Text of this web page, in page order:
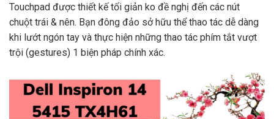
Touchpad được thiết kế tối giản ko đề nghị đến các nút
chuột trái & nên. Bạn đông đảo sở hữu thể thao tác dễ dàng
khi lướt ngón tay và thực hiện những thao tác phím tắt vượt
trội (gestures) 1 biện pháp chính xác.